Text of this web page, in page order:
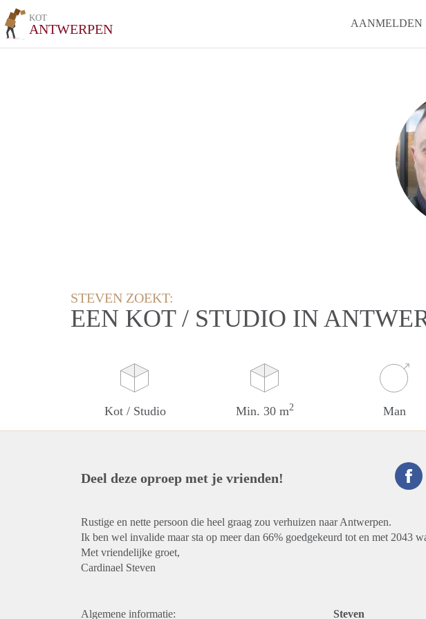
KOT
ANTWERPEN AANMELDEN
STEVEN ZOEKT:
EEN KOT / STUDIO IN
Kot / Studio Min. 30 m2 Man
Deel deze oproep met je vrienden!
Rustige en nette persoon die heel graag zou verhuizen naar Antwerpen.
Ik ben wel invalide maar sta op meer dan 66% goedgekeurd tot en met 2043
Met vriendelijke groet,
Cardinael Steven
Algemene informatie: Steven